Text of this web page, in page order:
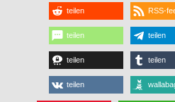
teilen RSS-
teilen teilen
teilen teilen
teilen